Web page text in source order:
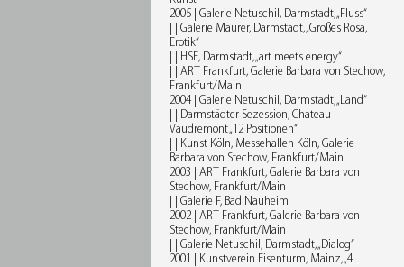
2005 | Galerie Netuschil, Darmstadt, „Fluss“
| | Galerie Maurer, Darmstadt, „Großes Rosa,
Erotik“
| | HSE, Darmstadt, „art meets energy“
| | ART Frankfurt, Galerie Barbara von Stechow,
Frankfurt/Main
2004 | Galerie Netuschil, Darmstadt, „Land“
| | Darmstädter Sezession, Chateau
Vaudremont „12 Positionen“
| | Kunst Köln, Messehallen Köln, Galerie
Barbara von Stechow, Frankfurt/Main
2003 | ART Frankfurt, Galerie Barbara von
Stechow, Frankfurt/Main
| | Galerie F, Bad Nauheim
2002 | ART Frankfurt, Galerie Barbara von
Stechow, Frankfurt/Main
| | Galerie Netuschil, Darmstadt, „Dialog“
2001 | Kunstverein Eisenturm, Mainz, „4